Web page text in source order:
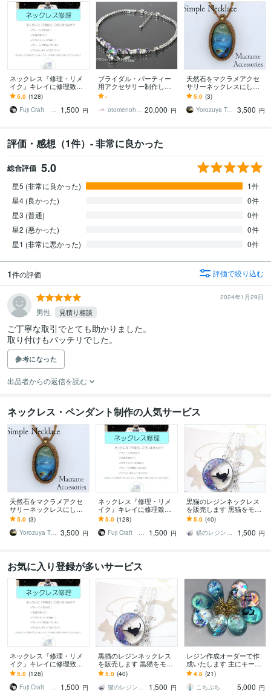
ネックレス『修理・リメ
イク』キレイに修理致し
ます ネックレスで『お困
り事』ございませんか？
※業歴30年
5.0 (128)
Fuji Craft フジクラフト
1,500 円
ブライダル・パーティー
用アクセサリー制作しま
す 写真のネックレスと同
デザイン、色違いのセミ
オーダー承ります。
-
otomenohane Kimiko 20,000 円
天然石をマクラメアクセ
サリーネックレスにしま
す お家で眠っている石も
加工可能な場合もありま
す。ご相談ください
5.0 (3)
Yorozuya Tumugi 3,500 円
評価・感想（1件）- 非常に良かった
総合評価 5.0
星5 (非常に良かった)
1件
星4 (良かった)
0件
星3 (普通)
0件
星2 (悪かった)
0件
星1 (非常に悪かった)
0件
1件の評価 評価で絞り込む
2024年1月29日
男性 見積り相談
ご丁寧な取引でとても助かりました。
取り付けもバッチリでした。
参考になった
出品者からの返信を読む
ネックレス・ペンダント制作の人気サービス
天然石をマクラメアクセ
サリーネックレスにしま
す お家で眠っている石も
加工可能な場合もありま
す。ご相談ください
5.0 (3)
Yorozuya Tumugi 3,500 円
ネックレス『修理・リメ
イク』キレイに修理致し
ます ネックレスで『お困
り事』ございませんか？
※業歴30年
5.0 (128)
Fuji Craft フジクラフト
1,500 円
黒猫のレジンネックレス
を販売します 黒猫をモチ
ーフにしたハンドメイド
アクセサリーはいかがで
す
5.0 (40)
猫のレジンアクセサリー専門店★suzu
1,500 円
お気に入り登録が多いサービス
ネックレス『修理・リメ
イク』キレイに修理致し
ます ネックレスで『お困
り事』ございませんか？
※業歴30年
5.0 (128)
Fuji Craft フジクラフト
1,500 円
黒猫のレジンネックレス
を販売します 黒猫をモチ
ーフにしたハンドメイド
アクセサリーはいかがで
す
5.0 (40)
猫のレジンアクセサリー専門店★suzu
1,500 円
レジン作成オーダーで作
成いたします 主にキーホ
ルダー、ネックレス等を
作らせていただきます
4.8 (21)
こちぷち
5,000 円